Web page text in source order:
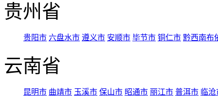
贵州省
贵阳市 六盘水市 遵义市 安顺市 毕节市 铜仁市 黔西南布
云南省
昆明市 曲靖市 玉溪市 保山市 昭通市 丽江市 普洱市 临